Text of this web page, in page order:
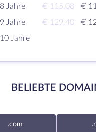
8 Jahre
€ 115.08
€
9 Jahre
€ 129.40
€
10 Jahre
BELIEBTE
.com